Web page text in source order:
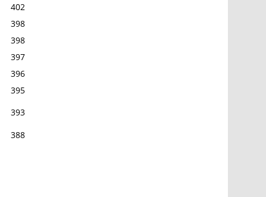
402
398
398
397
396
395
393
388